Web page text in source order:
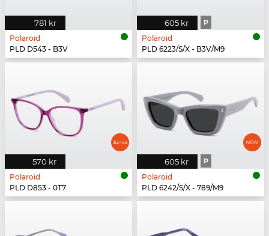
781 kr
Polaroid
PLD D543 - B3V
605 kr P
Polaroid
PLD 6223/S/X - B3V/M9
570 kr
Polaroid
PLD D853 - 0T7
605 kr P
Polaroid
PLD 6242/S/X - 789/M9